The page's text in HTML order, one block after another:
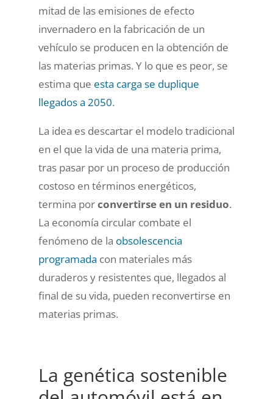
mitad de las emisiones de efecto
invernadero en la fabricación de un
vehículo se producen en la obtención de
las materias primas. Y lo que es peor, se
estima que esta carga se duplique
llegados a 2050.
La idea es descartar el modelo tradicional
en el que la vida de una materia prima,
tras pasar por un proceso de producción
costoso en términos energéticos,
termina porconvertirse en un residuo.
La economía circular combate el
fenómeno de la obsolescencia
programada con materiales más
duraderos y resistentes que, llegados al
final de su vida, pueden reconvertirse en
materias primas.
La genética sostenible